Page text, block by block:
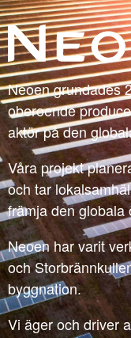
Neoen grundades
oberoende
aktör på den
Våra projekt
och tar
främja den globala
Neoen har varit
och
byggnation.
Vi äger och driver